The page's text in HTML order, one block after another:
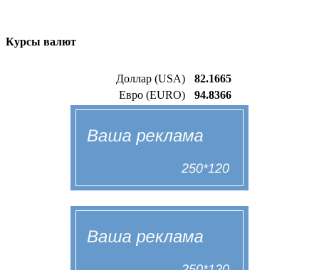
Курсы валют
Доллар (USA)
82.1665
Евро (EURO)
94.8366